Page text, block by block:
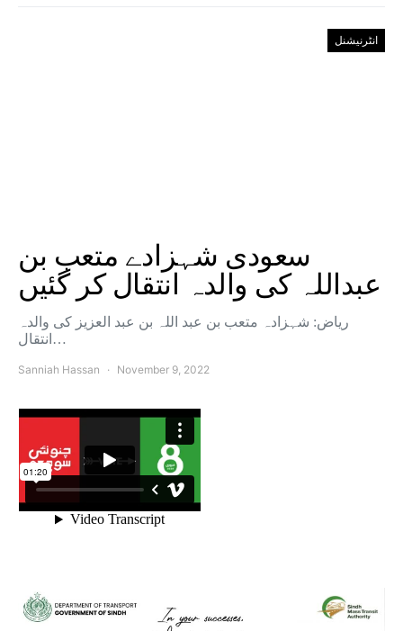
انٹرنیشنل
سعودی شہزادے متعب بن
عبداللہ کی والدہ انتقال کر گئیں
ریاض: شہزادہ متعب بن عبد اللہ بن عبد العزیز کی والدہ
انتقال…
Sanniah Hassan November 9, 2022